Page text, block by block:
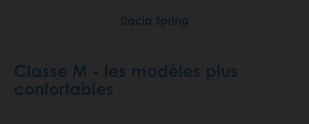
Dacia Spring
Classe M - les modèles plus
confortables